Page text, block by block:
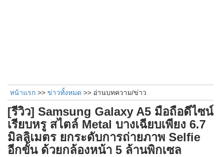
หน้าแรก >> ข่าวทั้งหมด >> อ่านบทความ/ข่าว
[รีวิว] Samsung Galaxy A5 มือถือดีไซน์
เรียบหรู สไตล์ Metal บางเฉียบเพียง 6.7
มิลลิเมตร ยกระดับการถ่ายภาพ Selfie
อีกขั้น ด้วยกล้องหน้า 5 ล้านพิกเซล